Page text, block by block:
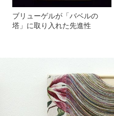
ブリューゲルが「バベルの
塔」に取り入れた先進性